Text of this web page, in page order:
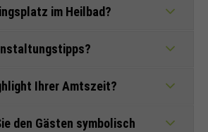
im Heilbad?
Ihrer Amtszeit?
den Gästen symbolisch